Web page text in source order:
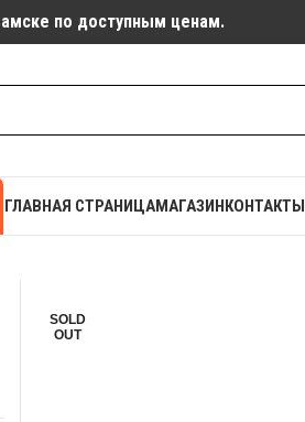
по доступным ценам.
ГЛАВНАЯ СТРАНИЦАМАГАЗИНКОНТАКТЫ
SOLD
OUT